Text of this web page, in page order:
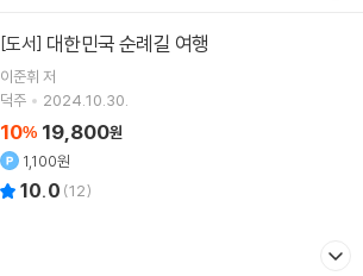
[도서] 대한민국 순례길 여행
이준휘 저
덕주
2024.10.30.
10% 19,800원
1,100원
10.0 (12)